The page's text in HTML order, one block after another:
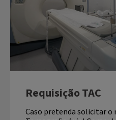
Requisição TAC
Caso pretenda solicitar o